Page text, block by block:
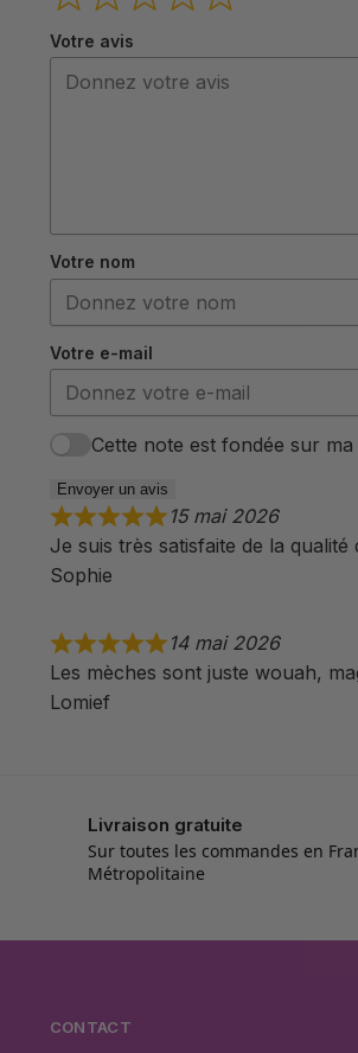
Votre avis
Votre nom
Votre e-mail
Cette note est fondée sur
Envoyer un avis
15 mai 2026
Je suis très satisfaite de la
Sophie
14 mai 2026
Les mèches sont juste wouah,
Lomief
Livraison gratuite
Sur toutes les commandes en
Métropolitaine
CONTACT